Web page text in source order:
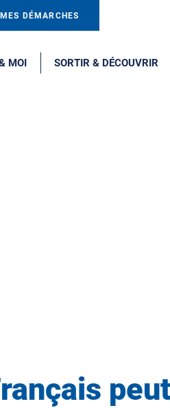
MES DÉMARCHES
MOI SORTIR & DÉCOUVRIR